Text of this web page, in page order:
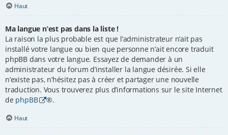
Haut
Ma langue n’est pas dans la liste !
La raison la plus probable est que l’administrateur n’ait pas
installé votre langue ou bien que personne n’ait encore traduit
phpBB dans votre langue. Essayez de demander à un
administrateur du forum d’installer la langue désirée. Si elle
n’existe pas, n’hésitez pas à créer et partager une nouvelle
traduction. Vous trouverez plus d’informations sur le site Internet
de phpBB ®.
Haut